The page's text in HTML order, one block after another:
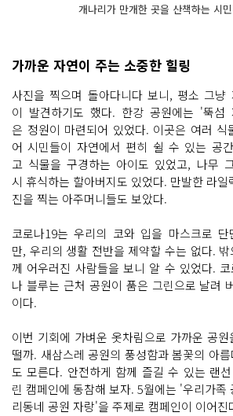
개나리가 만개한 곳을 산책하는 시
가까운 자연이 주는 소중한 힐링
사진을 찍으며 돌아다니다 보니, 평소 그냥
이 발견하기도 했다. 한강 공원에는 '뚝섬
은 정원이 마련되어 있었다. 이곳은 여러 식
어 시민들이 자연에서 편히 쉴 수 있는 공
고 식물을 구경하는 아이도 있었고, 나무
시 휴식하는 할아버지도 있었다. 만발한 라
진을 찍는 아주머니들도 보았다.
코로나19는 우리의 코와 입을 마스크로 단
만, 우리의 생활 전반을 제약할 수는 없다.
께 어우러진 사람들을 보니 알 수 있었다.
나 블루는 근처 공원이 품은 그린으로 날려
이다.
이번 기회에 가벼운 옷차림으로 가까운 공
떨까. 새삼스레 공원의 풍성함과 봄꽃의 아
도 모른다. 안전하게 함께 즐길 수 있는 랜
린 캠페인에 동참해 보자. 5월에는 '우리가족
리동네 공원 자랑'을 주제로 캠페인이 이어진